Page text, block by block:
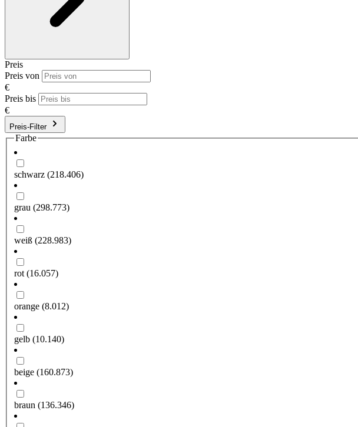
Preis
Preis von
€
Preis bis
€
Preis-Filter
Farbe
schwarz (218.406)
grau (298.773)
weiß (228.983)
rot (16.057)
orange (8.012)
gelb (10.140)
beige (160.873)
braun (136.346)